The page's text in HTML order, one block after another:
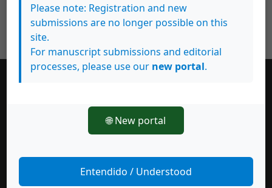
Consejo editorial
Políticas de uso
Please note: Registration and new
submissions are no longer possible on this
site.
For manuscript submissions and editorial
processes, please use our new portal.
🌐 New portal
Entendido / Understood